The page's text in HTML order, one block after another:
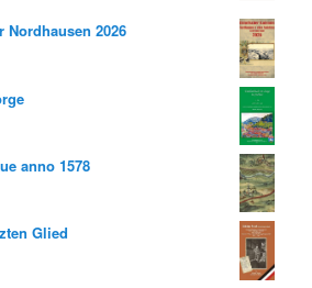
2026
anno 1578
Glied